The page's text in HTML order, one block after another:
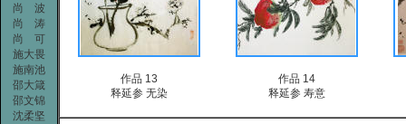
尚 波
尚 涛
尚 可
施大畏
施南池
邵大箴
邵文锦
沈柔坚
作品 13
作品 14
释延参 无染
释延参 寿意